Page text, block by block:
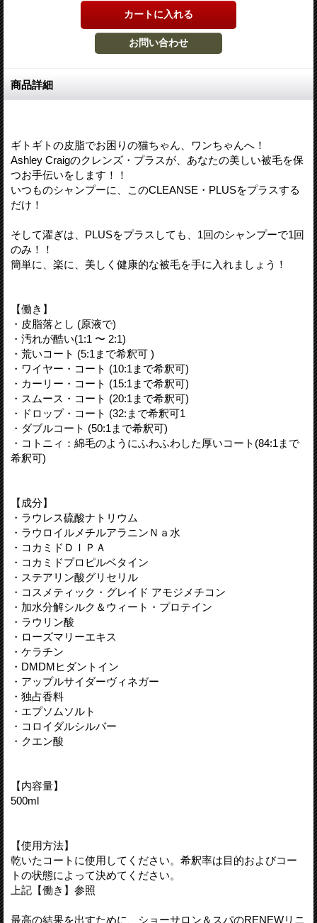
商品詳細
ギトギトの皮脂でお困りの猫ちゃん、ワンちゃんへ！
Ashley Craigのクレンズ・プラスが、あなたの美しい被毛を保
つお手伝いをします！！
いつものシャンプーに、このCLEANSE・PLUSをプラスする
だけ！
そして濯ぎは、PLUSをプラスしても、1回のシャンプーで1回
のみ！！
簡単に、楽に、美しく健康的な被毛を手に入れましょう！
【働き】
・皮脂落とし (原液で)
・汚れが酷い(1:1 〜 2:1)
・荒いコート (5:1まで希釈可 )
・ワイヤー・コート (10:1まで希釈可)
・カーリー・コート (15:1まで希釈可)
・スムース・コート (20:1まで希釈可)
・ドロップ・コート (32:まで希釈可1
・ダブルコート (50:1まで希釈可)
・コトニィ：綿毛のようにふわふわした厚いコート(84:1まで
希釈可)
【成分】
・ラウレス硫酸ナトリウム
・ラウロイルメチルアラニンＮａ水
・コカミドＤＩＰＡ
・コカミドプロピルベタイン
・ステアリン酸グリセリル
・コスメティック・グレイド アモジメチコン
・加水分解シルク＆ウィート・プロテイン
・ラウリン酸
・ローズマリーエキス
・ケラチン
・DMDMヒダントイン
・アップルサイダーヴィネガー
・独占香料
・エプソムソルト
・コロイダルシルバー
・クエン酸
【内容量】
500ml
【使用方法】
乾いたコートに使用してください。希釈率は目的およびコー
トの状態によって決めてください。
上記【働き】参照
最高の結果を出すために、ショーサロン＆スパのRENEWリニ